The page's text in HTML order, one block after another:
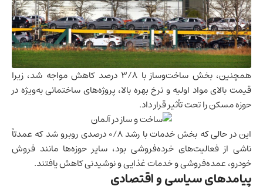
همچنین، بخش ساخت‌وساز با ۳/۸ درصد کاهش مواجه شد، زیرا
قیمت بالای مواد اولیه و نرخ بهره بالا، پروژه‌های ساختمانی به‌ویژه در
حوزه مسکن را تحت تأثیر قرار داد.
این در حالی که بخش خدمات با رشد ۰/۸ درصدی روبرو شد که عمدتاً
ناشی از فعالیت‌های خرده‌فروشی بود، سایر حوزه‌ها مانند فروش
خودرو، عمده‌فروشی و خدمات غذایی و نوشیدنی کاهش یافتند.
پیامدهای سیاسی و اقتصادی